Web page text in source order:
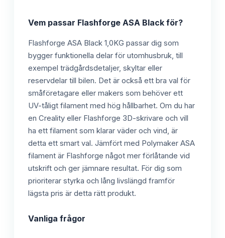
Vem passar Flashforge ASA Black för?
Flashforge ASA Black 1,0KG passar dig som
bygger funktionella delar för utomhusbruk, till
exempel trädgårdsdetaljer, skyltar eller
reservdelar till bilen. Det är också ett bra val för
småföretagare eller makers som behöver ett
UV-tåligt filament med hög hållbarhet. Om du har
en Creality eller Flashforge 3D-skrivare och vill
ha ett filament som klarar väder och vind, är
detta ett smart val. Jämfört med Polymaker ASA
filament är Flashforge något mer förlåtande vid
utskrift och ger jämnare resultat. För dig som
prioriterar styrka och lång livslängd framför
lägsta pris är detta rätt produkt.
Vanliga frågor